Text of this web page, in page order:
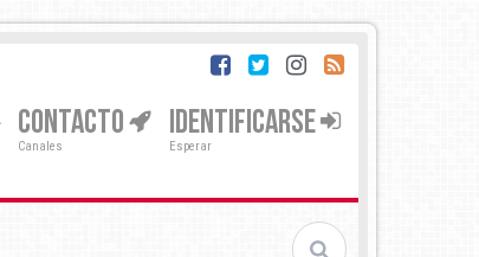
CONTACTO
Canales
IDENTIFICARSE
Esperar